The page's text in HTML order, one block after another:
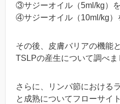
③サジーオイル（5ml/kg）
④サジーオイル（10ml/kg）
その後、皮膚バリアの機能
TSLPの産生について調べま
さらに、リンパ節における
と成熟についてフローサイ